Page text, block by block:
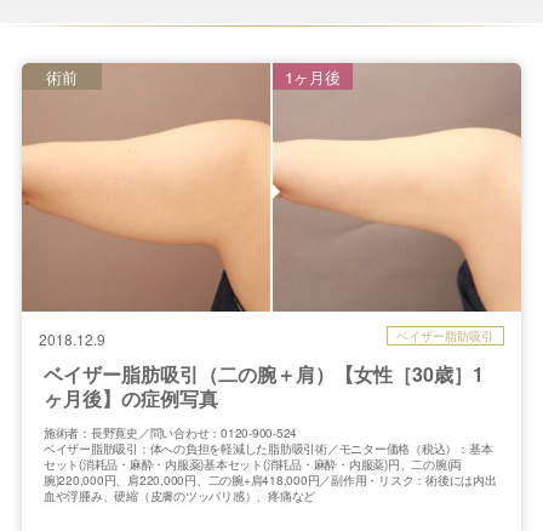
2018.12.9 ベイザー脂肪吸引
ベイザー脂肪吸引（二の腕＋肩）【女性［30歳］1
ヶ月後】の症例写真
術前 1ヶ月後
施術者：長野寛史／問い合わせ：0120-900-524
ベイザー脂肪吸引：体への負担を軽減した脂肪吸引術／モニター価格（税込）：基本
セット(消耗品・麻酔・内服薬)基本セット(消耗品・麻酔・内服薬)円、二の腕(両
腕)220,000円、肩220,000円、二の腕+肩418,000円／副作用・リスク：術後には内出
血や浮腫み、硬縮（皮膚のツッパリ感）、疼痛など